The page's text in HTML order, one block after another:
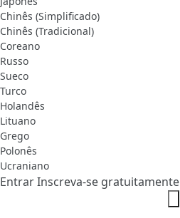
Chinês (Simplificado)
Chinês (Tradicional)
Coreano
Russo
Sueco
Turco
Holandês
Lituano
Grego
Polonês
Ucraniano
EntrarInscreva-se gratuitamente